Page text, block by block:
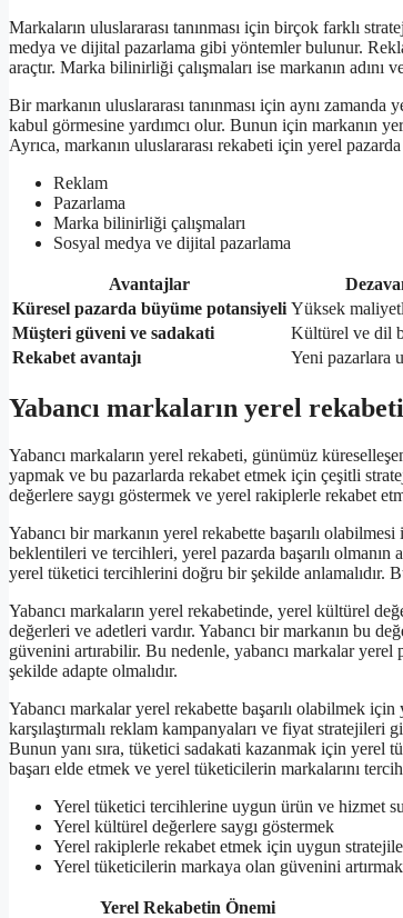
Markaların uluslararası tanınması için birçok farklı
medya ve dijital pazarlama gibi yöntemler bulunur.
araçtır. Marka bilinirliği çalışmaları ise markanın adını
Bir markanın uluslararası tanınması için aynı
kabul görmesine yardımcı olur. Bunun için markanın
Ayrıca, markanın uluslararası rekabeti için yerel
Reklam
Pazarlama
Marka bilinirliği çalışmaları
Sosyal medya ve dijital pazarlama
Avantajlar
Küresel pazarda büyüme potansiyeli Yüksek
Müşteri güveni ve sadakati
Kültürel ve dil
Rekabet avantajı
Yeni pazarlara
Yabancı markaların yerel rekabeti
Yabancı markaların yerel rekabeti, günümüz
yapmak ve bu pazarlarda rekabet etmek için çeşitli
değerlere saygı göstermek ve yerel rakiplerle rekabet
Yabancı bir markanın yerel rekabette başarılı
beklentileri ve tercihleri, yerel pazarda başarılı olmanın
yerel tüketici tercihlerini doğru bir şekilde anlamalıdır.
Yabancı markaların yerel rekabetinde, yerel kültürel
değerleri ve adetleri vardır. Yabancı bir markanın bu
güvenini artırabilir. Bu nedenle, yabancı markalar
şekilde adapte olmalıdır.
Yabancı markalar yerel rekabette başarılı olabilmek
karşılaştırmalı reklam kampanyaları ve fiyat stratejileri
Bunun yanı sıra, tüketici sadakati kazanmak için
başarı elde etmek ve yerel tüketicilerin markalarını
Yerel tüketici tercihlerine uygun ürün ve hizmet
Yerel kültürel değerlere saygı göstermek
Yerel rakiplerle rekabet etmek için uygun
Yerel tüketicilerin markaya olan güvenini
Yerel Rekabetin Önemi